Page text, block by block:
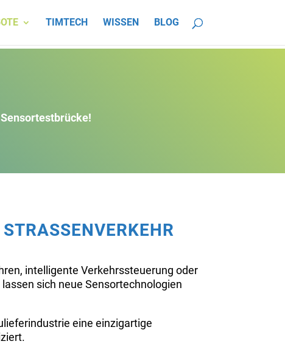
TIMTECH WISSEN BLOG
intelligente Verkehrssteuerung oder
sich neue Sensortechnologien
eine einzigartige